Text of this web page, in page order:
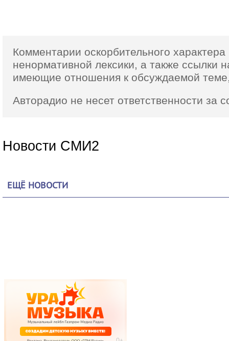
Комментарии оскорбительного
ненормативной лексики, а также ссылки
имеющие отношения к обсуждаемой
Авторадио не несет ответственности за
Новости СМИ2
ЕЩЁ НОВОСТИ